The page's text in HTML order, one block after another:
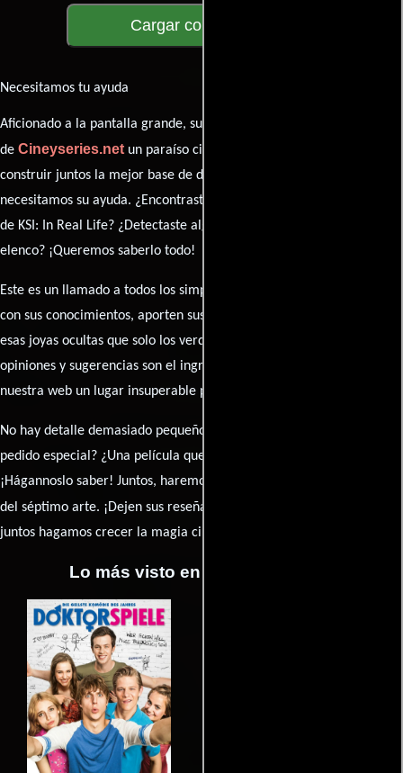
Cargar comentarios
Necesitamos tu ayuda
Aficionado a la pantalla grande, su participación es clave para hacer
de Cineyseries.netun paraíso cinéfilo completo. Queremos
construir juntos la mejor base de datos cinematográfica, pero
necesitamos su ayuda. ¿Encontraste algún dato faltante en la ficha
de KSI: In Real Life? ¿Detectaste algún error en la sinopsis o el
elenco? ¡Queremos saberlo todo!
Este es un llamado a todos los simpatizantes del cine: contribuyan
con sus conocimientos, aporten sus descubrimientos y compartan
esas joyas ocultas que solo los verdaderos fanáticos conocen. Sus
opiniones y sugerencias son el ingrediente secreto que hará de
nuestra web un lugar insuperable para los amantes del celuloide.
No hay detalle demasiado pequeño ni opinión insignificante. ¿Algún
pedido especial? ¿Una película que sueñas con ver reseñada?
¡Hágannoslo saber! Juntos, haremos de esta comunidad el epicentro
del séptimo arte. ¡Dejen sus reseña en la
juntos hagamos crecer la magia cinematográfica!
Lo más visto en Cineyseries.net